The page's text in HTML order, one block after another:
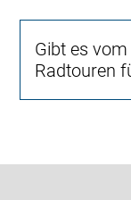
Gibt es
Radtouren